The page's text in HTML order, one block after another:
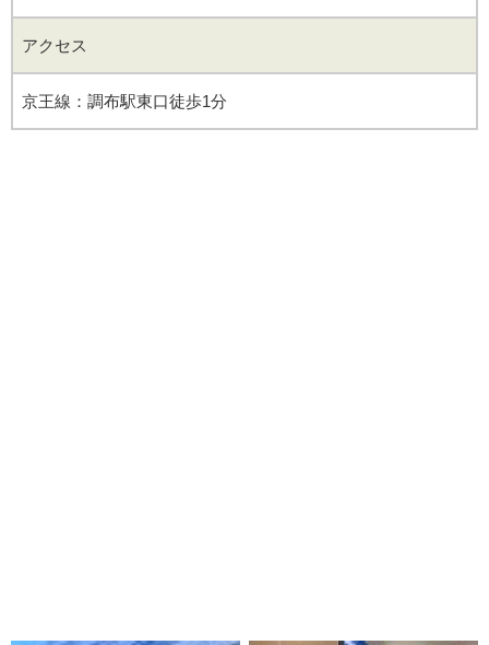
アクセス
京王線：調布駅東口徒歩1分